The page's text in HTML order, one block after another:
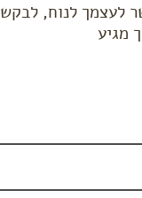
לעצמך לנוח, לבקש
מגיע